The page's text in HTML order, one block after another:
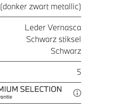
(donker zwart metallic)
Leder Vernasca
Schwarz stiksel
Schwarz
5